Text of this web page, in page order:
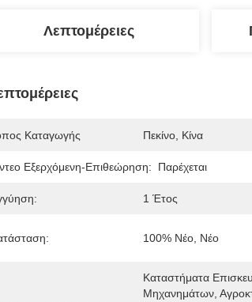
Λεπτομέρειες
Καταγωγής Πεκίνο, Κίνα
Εξερχόμενη-Επιθεώρηση: Παρέχεται
1 Έτος
100% Νέο, Νέο
Καταστήματα
Μηχανημάτων,